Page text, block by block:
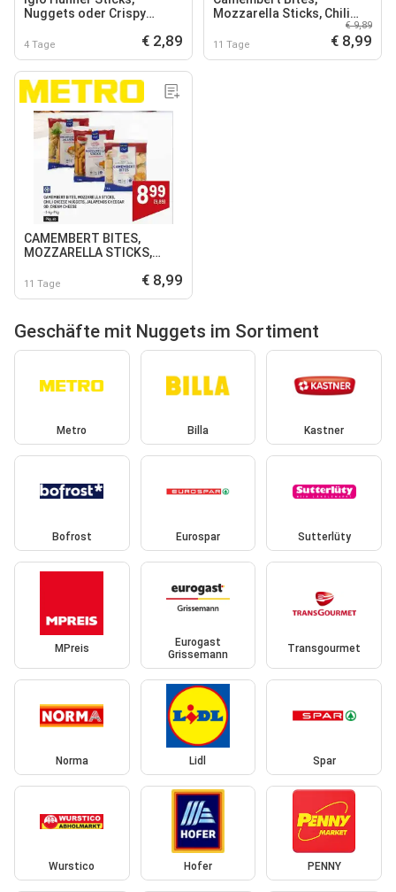
Nuggets oder Crispy
4 Tage € 2,89
Mozzarella Sticks, Chili
Jalapenos Cheddar Od.
11 Tage
€ 9,89
€ 8,99
CAMEMBERT BITES,
MOZZARELLA STICKS,
JALAPENOS CHEDDAR OD.
11 Tage € 8,99
Geschäfte mit Nuggets im Sortiment
Metro Billa Kastner
Bofrost Eurospar Sutterlüty
MPreis
Eurogast
Grissemann
Transgourmet
Norma Lidl Spar
Wurstico Hofer PENNY